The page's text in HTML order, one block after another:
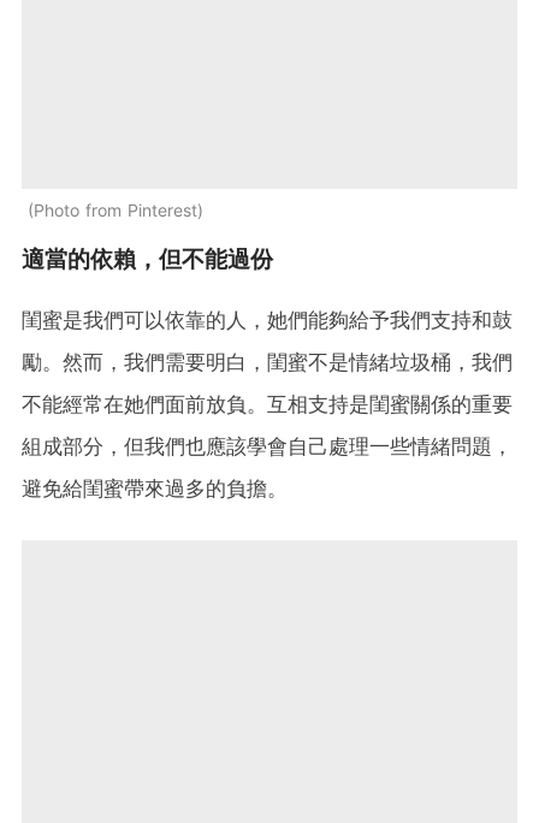
Photo from Pinterest
適當的依賴，但不能過份
閨蜜是我們可以依靠的人，她們能夠給予我們支持和鼓
勵。然而，我們需要明白，閨蜜不是情緒垃圾桶，我們
不能經常在她們面前放負。互相支持是閨蜜關係的重要
組成部分，但我們也應該學會自己處理一些情緒問題，
避免給閨蜜帶來過多的負擔。